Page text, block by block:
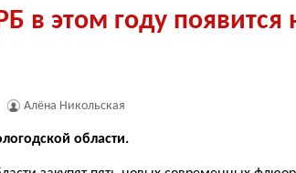
в этом году появится
Алёна Никольская
области.